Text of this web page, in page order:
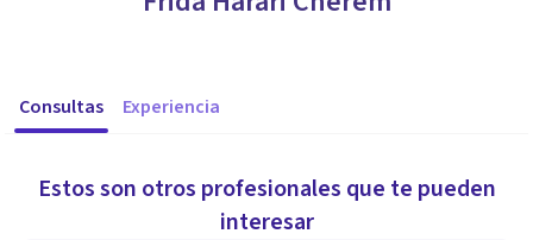
Consultas Experiencia
Estos son otros profesionales que te pueden
interesar